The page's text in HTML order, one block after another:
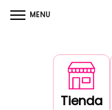
MENU
Tienda